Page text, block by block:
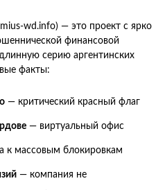
wd.info) — это проект с ярко
финансовой
серию аргентинских
факты:
— критический красный флаг
— виртуальный офис
к массовым блокировкам
— компания не